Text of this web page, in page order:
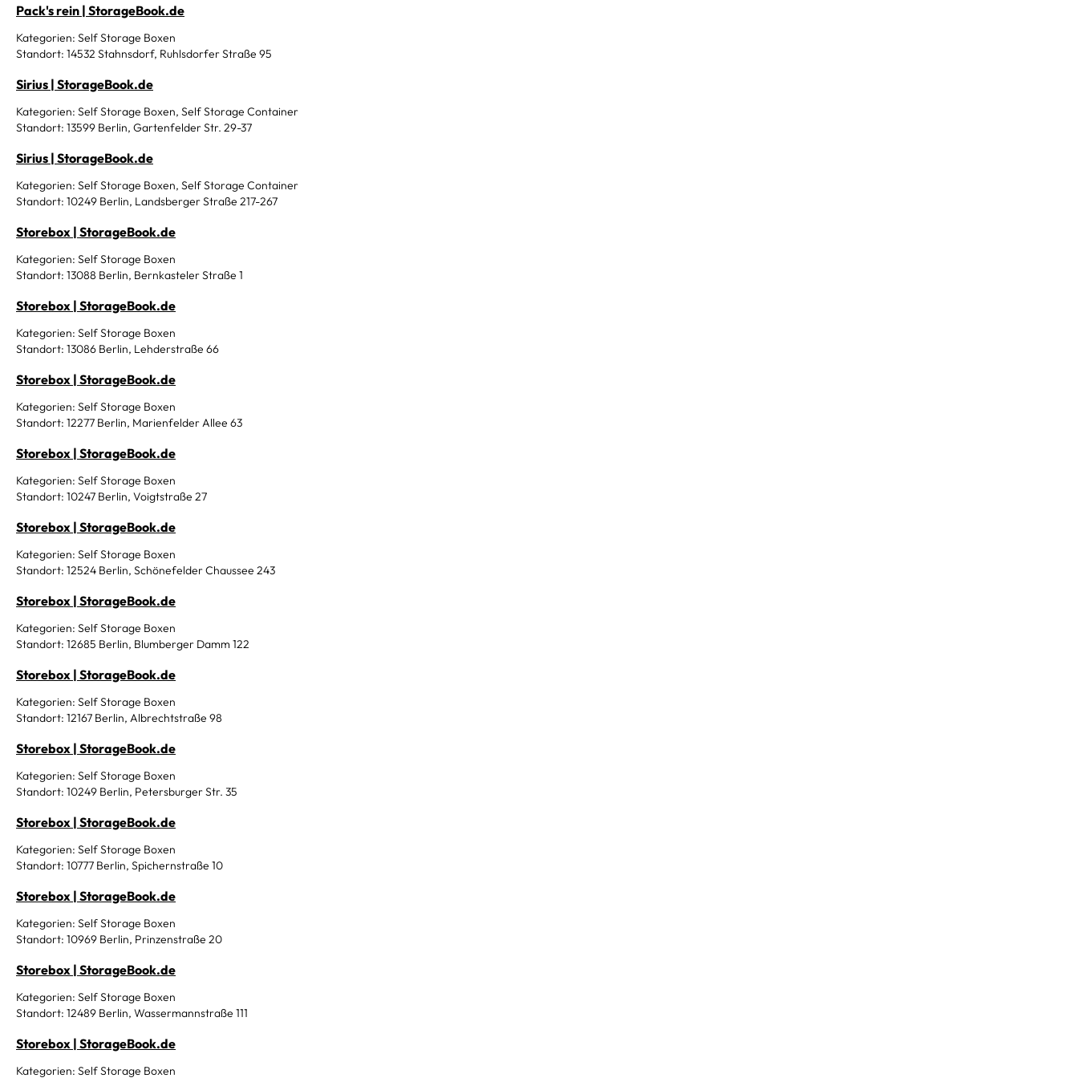
Pack's rein | StorageBook.de
Kategorien: Self Storage Boxen
Standort: 14532 Stahnsdorf, Ruhlsdorfer Straße 95
Sirius | StorageBook.de
Kategorien: Self Storage Boxen, Self Storage Container
Standort: 13599 Berlin, Gartenfelder Str. 29-37
Sirius | StorageBook.de
Kategorien: Self Storage Boxen, Self Storage Container
Standort: 10249 Berlin, Landsberger Straße 217-267
Storebox | StorageBook.de
Kategorien: Self Storage Boxen
Standort: 13088 Berlin, Bernkasteler Straße 1
Storebox | StorageBook.de
Kategorien: Self Storage Boxen
Standort: 13086 Berlin, Lehderstraße 66
Storebox | StorageBook.de
Kategorien: Self Storage Boxen
Standort: 12277 Berlin, Marienfelder Allee 63
Storebox | StorageBook.de
Kategorien: Self Storage Boxen
Standort: 10247 Berlin, Voigtstraße 27
Storebox | StorageBook.de
Kategorien: Self Storage Boxen
Standort: 12524 Berlin, Schönefelder Chaussee 243
Storebox | StorageBook.de
Kategorien: Self Storage Boxen
Standort: 12685 Berlin, Blumberger Damm 122
Storebox | StorageBook.de
Kategorien: Self Storage Boxen
Standort: 12167 Berlin, Albrechtstraße 98
Storebox | StorageBook.de
Kategorien: Self Storage Boxen
Standort: 10249 Berlin, Petersburger Str. 35
Storebox | StorageBook.de
Kategorien: Self Storage Boxen
Standort: 10777 Berlin, Spichernstraße 10
Storebox | StorageBook.de
Kategorien: Self Storage Boxen
Standort: 10969 Berlin, Prinzenstraße 20
Storebox | StorageBook.de
Kategorien: Self Storage Boxen
Standort: 12489 Berlin, Wassermannstraße 111
Storebox | StorageBook.de
Kategorien: Self Storage Boxen